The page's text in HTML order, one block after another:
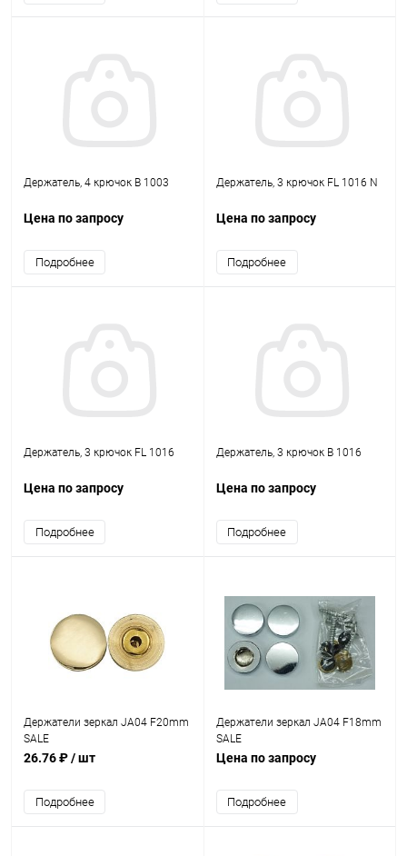
Держатель, 4 крючок B 1003
Цена по запросу
Подробнее
Держатель, 3 крючок FL 1016 N
Цена по запросу
Подробнее
Держатель, 3 крючок FL 1016
Цена по запросу
Подробнее
Держатель, 3 крючок B 1016
Цена по запросу
Подробнее
Держатели зеркал JA04 F20mm
SALE
26.76 ₽/ шт
Подробнее
Держатели зеркал JA04 F18mm
SALE
Цена по запросу
Подробнее